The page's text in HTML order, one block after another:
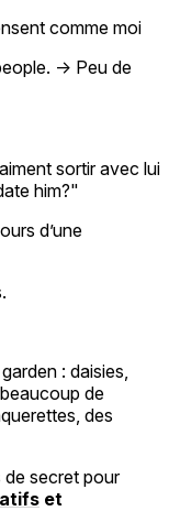
comme moi
-> Peu de
sortir avec lui
him?"
d’une
: daisies,
de
des
de secret pour
et